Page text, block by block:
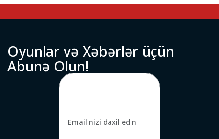
Oyunlarvə Xəbərlər üçün
Abunə Olun!